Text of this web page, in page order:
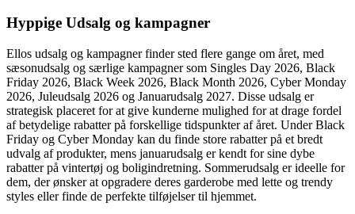
Hyppige Udsalg og kampagner
Ellos udsalg og kampagner finder sted flere gange om året, med
sæsonudsalg og særlige kampagner som Singles Day 2026, Black
Friday 2026, Black Week 2026, Black Month 2026, Cyber Monday
2026, Juleudsalg 2026 og Januarudsalg 2027. Disse udsalg er
strategisk placeret for at give kunderne mulighed for at drage fordel
af betydelige rabatter på forskellige tidspunkter af året. Under Black
Friday og Cyber Monday kan du finde store rabatter på et bredt
udvalg af produkter, mens januarudsalg er kendt for sine dybe
rabatter på vintertøj og boligindretning. Sommerudsalg er ideelle for
dem, der ønsker at opgradere deres garderobe med lette og trendy
styles eller finde de perfekte tilføjelser til hjemmet.